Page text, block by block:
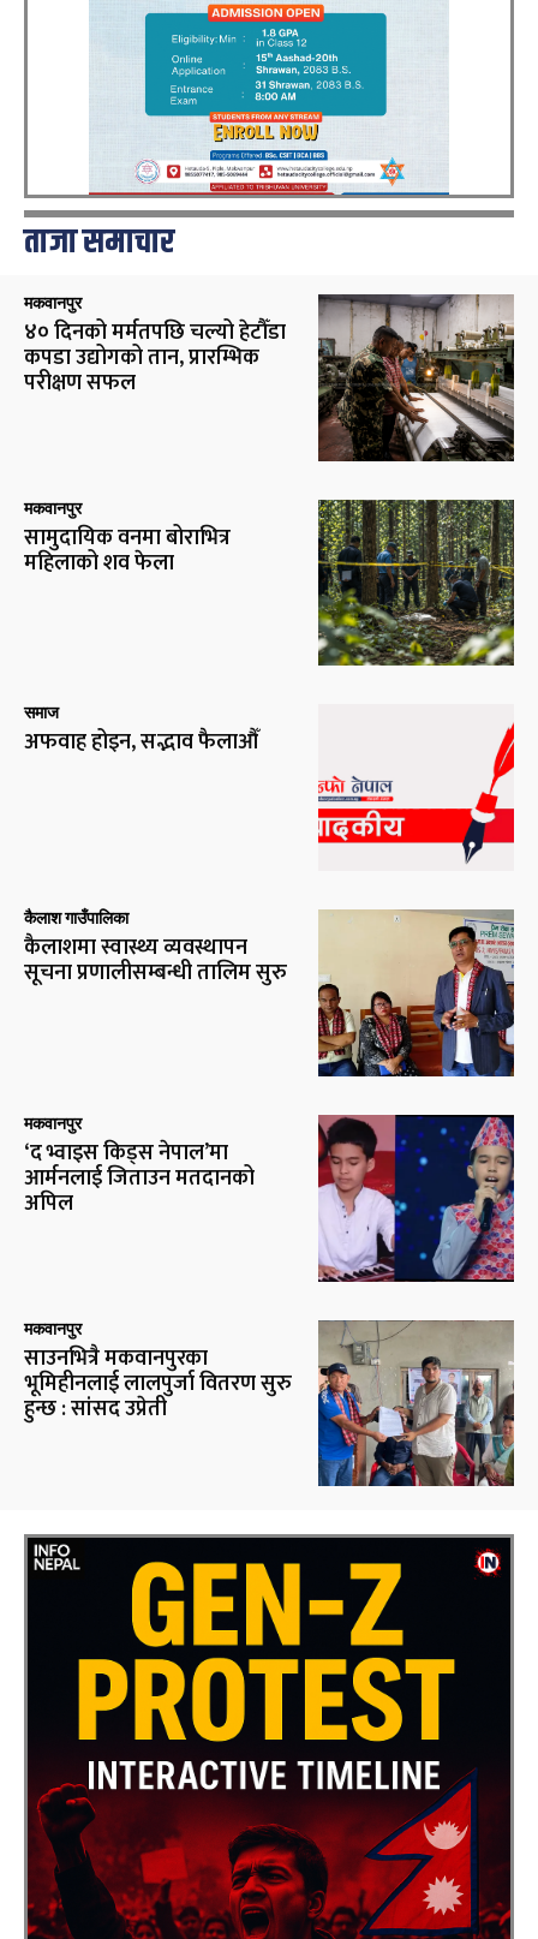
ताजा समाचार
मकवानपुर
४० दिनको मर्मतपछि चल्यो हेटौँडा
कपडा उद्योगको तान, प्रारम्भिक
परीक्षण सफल
मकवानपुर
सामुदायिक वनमा बोराभित्र
महिलाको शव फेला
समाज
अफवाह होइन, सद्भाव फैलाऔँ
कैलाश गाउँपालिका
कैलाशमा स्वास्थ्य व्यवस्थापन
सूचना प्रणालीसम्बन्धी तालिम सुरु
मकवानपुर
‘द भ्वाइस किड्स नेपाल’मा
आर्मनलाई जिताउन मतदानको
अपिल
मकवानपुर
साउनभित्रै मकवानपुरका
भूमिहीनलाई लालपुर्जा वितरण सुरु
हुन्छ : सांसद उप्रेती